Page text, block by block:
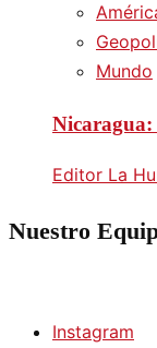
Mundo
Nicaragua:
Editor La
Nuestro
Instagram